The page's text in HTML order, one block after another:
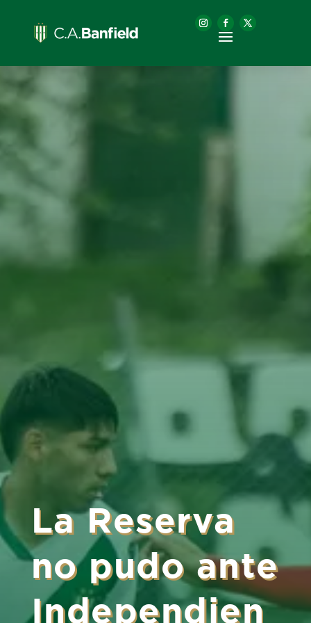
La Reserva
no pudo ante
Independien